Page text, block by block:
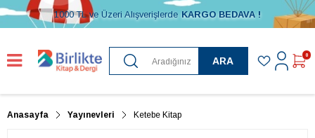
1000 TL ve Üzeri Alışverişlerde KARGO BEDAVA !
ARA
0
Anasayfa Yayınevleri Ketebe Kitap